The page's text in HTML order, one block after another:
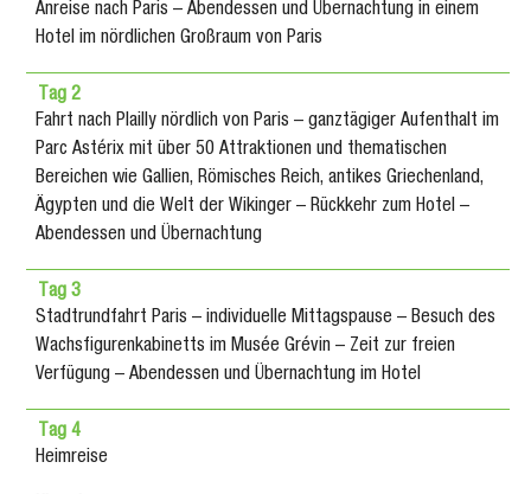
Anreise nach Paris – Abendessen und Übernachtung in einem
Hotel im nördlichen Großraum von Paris
Tag 2
Fahrt nach Plailly nördlich von Paris – ganztägiger Aufenthalt im
Parc Astérix mit über 50 Attraktionen und thematischen
Bereichen wie Gallien, Römisches Reich, antikes Griechenland,
Ägypten und die Welt der Wikinger – Rückkehr zum Hotel –
Abendessen und Übernachtung
Tag 3
Stadtrundfahrt Paris – individuelle Mittagspause – Besuch des
Wachsfigurenkabinetts im Musée Grévin – Zeit zur freien
Verfügung – Abendessen und Übernachtung im Hotel
Tag 4
Heimreise